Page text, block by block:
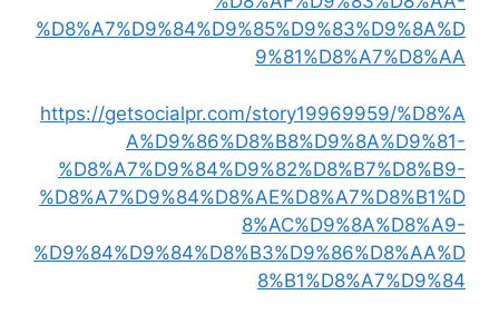
%D8%A7%D9%84%D9%85%D9%83%D9%8A%D
9%81%D8%A7%D8%AA
https://getsocialpr.com/story19969959/%D8%A
A%D9%86%D8%B8%D9%8A%D9%81-
%D8%A7%D9%84%D9%82%D8%B7%D8%B9-
%D8%A7%D9%84%D8%AE%D8%A7%D8%B1%D
8%AC%D9%8A%D8%A9-
%D9%84%D9%84%D8%B3%D9%86%D8%AA%D
8%B1%D8%A7%D9%84